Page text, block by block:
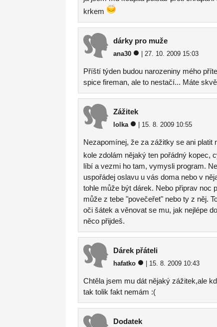
krkem
dárky pro muže
ana30 | 27. 10. 2009 15:03
Příští týden budou narozeniny mého
spice fireman, ale to nestačí... Máte
Zážitek
lolka | 15. 8. 2009 10:55
Nezapomínej, že za zážitky se ani
kole zdolám nějaký ten pořádný kopec,
líbí a vezmi ho tam, vymysli program.
uspořádej oslavu u vás doma nebo v
tohle může být dárek. Nebo připrav noc
může z tebe "povečeřet" nebo ty z něj.
oči šátek a věnovat se mu, jak nejlépe
něco přijdeš.
Dárek přáteli
hafatko | 15. 8. 2009 10:43
Chtěla jsem mu dát nějaký zážitek,ale
tak tolik fakt nemám :(
Dodatek